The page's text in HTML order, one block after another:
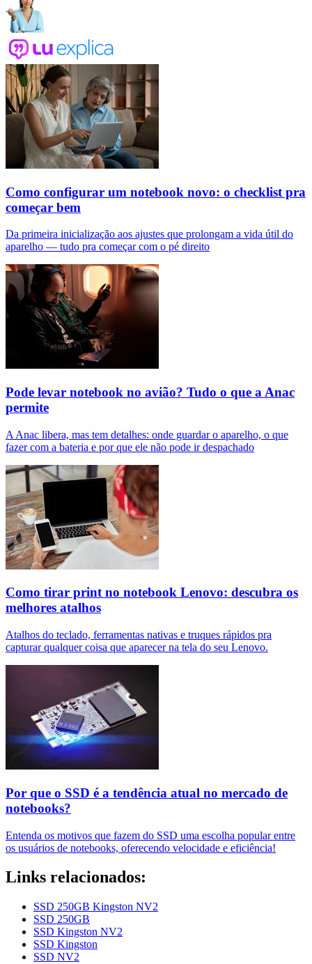
Como configurar um notebook novo: o checklist pra
começar bem
Da primeira inicialização aos ajustes que prolongam a vida útil do
aparelho — tudo pra começar com o pé direito
Pode levar notebook no avião? Tudo o que a Anac
permite
A Anac libera, mas tem detalhes: onde guardar o aparelho, o que
fazer com a bateria e por que ele não pode ir despachado
Como tirar print no notebook Lenovo: descubra os
melhores atalhos
Atalhos do teclado, ferramentas nativas e truques rápidos pra
capturar qualquer coisa que aparecer na tela do seu Lenovo.
Por que o SSD é a tendência atual no mercado de
notebooks?
Entenda os motivos que fazem do SSD uma escolha popular entre
os usuários de notebooks, oferecendo velocidade e eficiência!
Links relacionados:
SSD 250GB Kingston NV2
SSD 250GB
SSD Kingston NV2
SSD Kingston
SSD NV2